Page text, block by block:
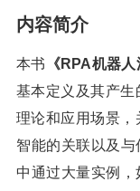
内容简介
本书 《RPA机器
基本定义及其产生
理论和应用场景，
智能的关联以及
中通过大量实例